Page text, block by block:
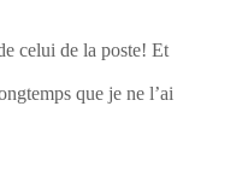
celui de la poste! Et
que je ne l’ai